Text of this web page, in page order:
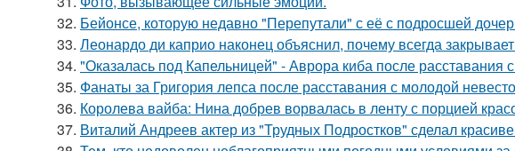
32. Бейонсе, которую недавно "Перепутали" с её с подросшей
33. Леонардо ди каприо наконец объяснил, почему всегда
34. "Оказалась под Капельницей" - Аврора киба после расставания
35. Фанаты за Григория лепса после расставания с молодой
36. Королева вайба: Нина добрев ворвалась в ленту с порцией
37. Виталий Андреев актер из "Трудных Подростков" сделал